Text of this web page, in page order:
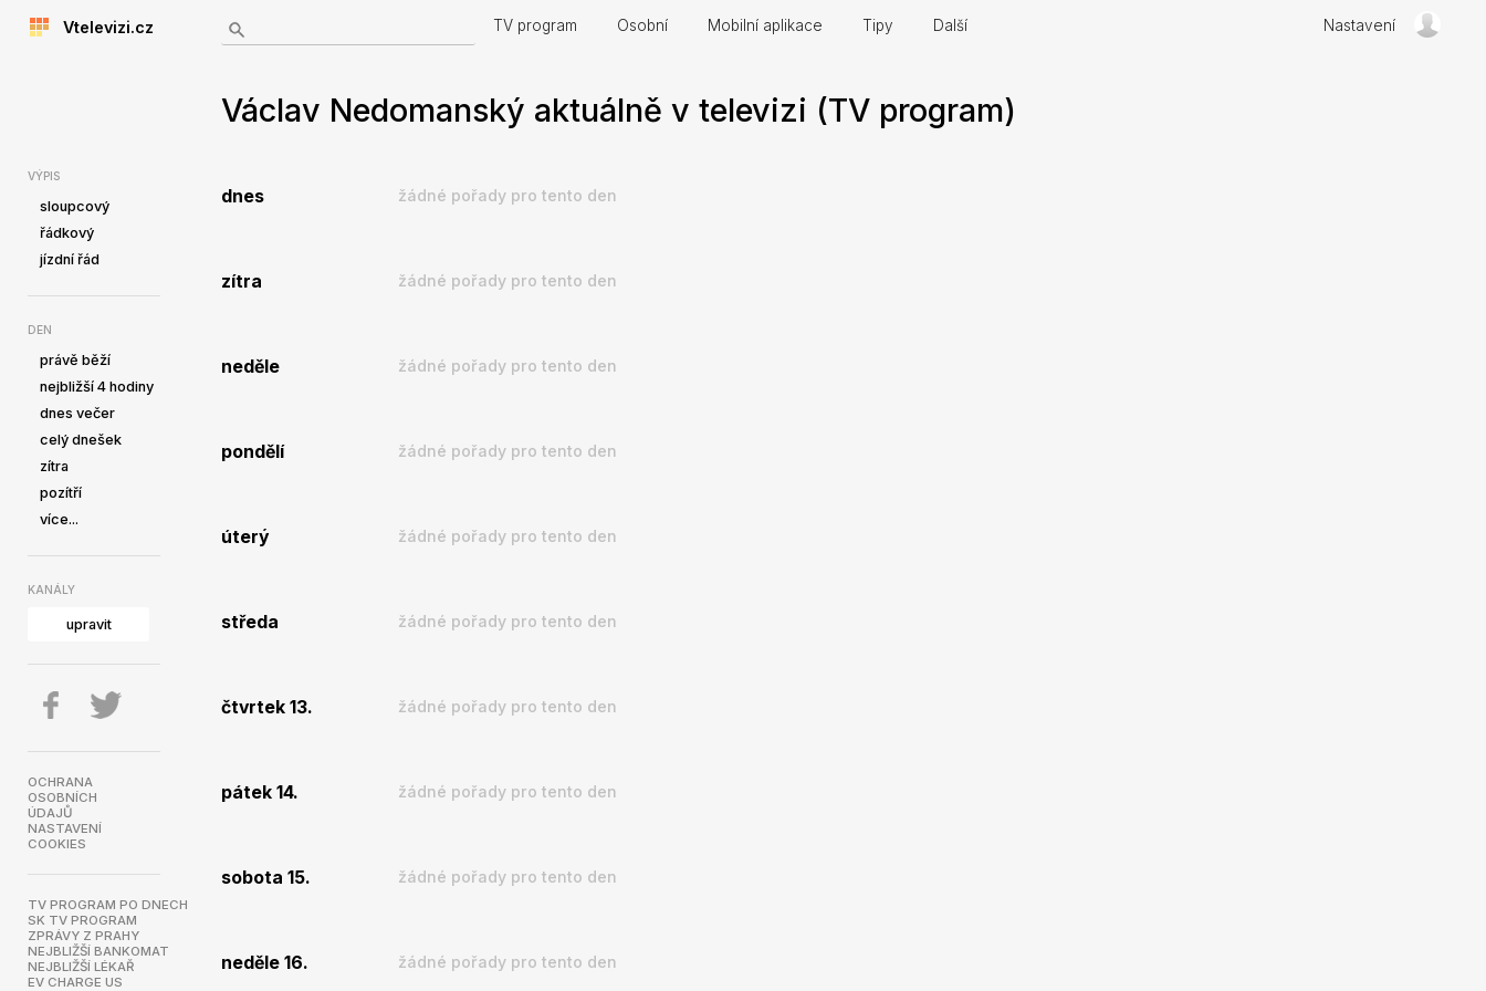
Vtelevizi.cz TV program Osobní Mobilní aplikace Tipy Další Nastavení
VÝPIS
sloupcový
řádkový
jízdní řád
DEN
právě běží
nejbližší 4 hodiny
dnes večer
celý dnešek
zítra
pozítří
více...
KANÁLY
upravit
OCHRANA
OSOBNÍCH
ÚDAJŮ
NASTAVENÍ
COOKIES
TV PROGRAM PO DNECH
SK TV PROGRAM
ZPRÁVY Z PRAHY
NEJBLIŽŠÍ BANKOMAT
NEJBLIŽŠÍ LÉKAŘ
EV CHARGE US
Václav Nedomanský aktuálně v televizi (TV program)
dnes žádné pořady pro tento den
zítra žádné pořady pro tento den
neděle žádné pořady pro tento den
pondělí žádné pořady pro tento den
úterý žádné pořady pro tento den
středa žádné pořady pro tento den
čtvrtek 13. žádné pořady pro tento den
pátek 14. žádné pořady pro tento den
sobota 15. žádné pořady pro tento den
neděle 16. žádné pořady pro tento den